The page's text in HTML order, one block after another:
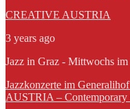
CREATIVE AUSTRIA
3 years ago
Jazz in Graz - Mittwochs
Jazzkonzerte im
AUSTRIA – Contemporary